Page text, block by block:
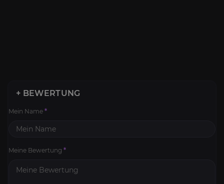
+ BEWERTUNG
Mein Name *
Meine Bewertung *